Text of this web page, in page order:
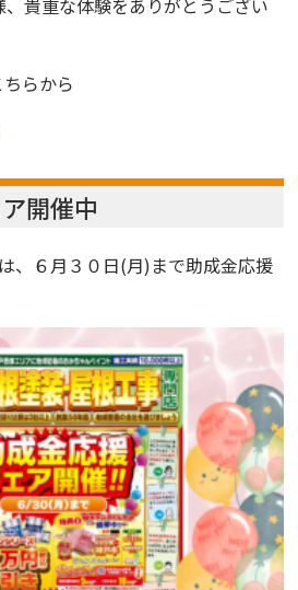
貴重な体験をありがとうござい
らから
開催中
、６月３０日(月)まで助成金応援